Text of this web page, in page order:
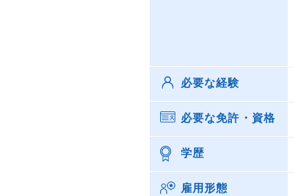
必要な経験
必要な免許・資格
学歴
雇用形態